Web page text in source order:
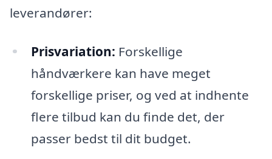
leverandører:
Prisvariation: Forskellige
håndværkere kan have meget
forskellige priser, og ved at indhente
flere tilbud kan du finde det, der
passer bedst til dit budget.